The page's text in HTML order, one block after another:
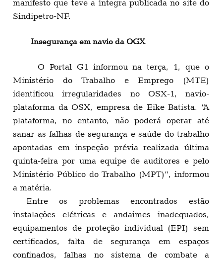
manifesto que teve a íntegra publicada no site do
Sindipetro-NF.
Insegurança em navio da OGX
O Portal G1 informou na terça, 1, que o
Ministério do Trabalho e Emprego (MTE)
identificou irregularidades no OSX-1, navio-
plataforma da OSX, empresa de Eike Batista. “A
plataforma, no entanto, não poderá operar até
sanar as falhas de segurança e saúde do trabalho
apontadas em inspeção prévia realizada última
quinta-feira por uma equipe de auditores e pelo
Ministério Público do Trabalho (MPT)”, informou
a matéria.
Entre os problemas encontrados estão
instalações elétricas e andaimes inadequados,
equipamentos de proteção individual (EPI) sem
certificados, falta de segurança em espaços
confinados, falhas no sistema de combate a